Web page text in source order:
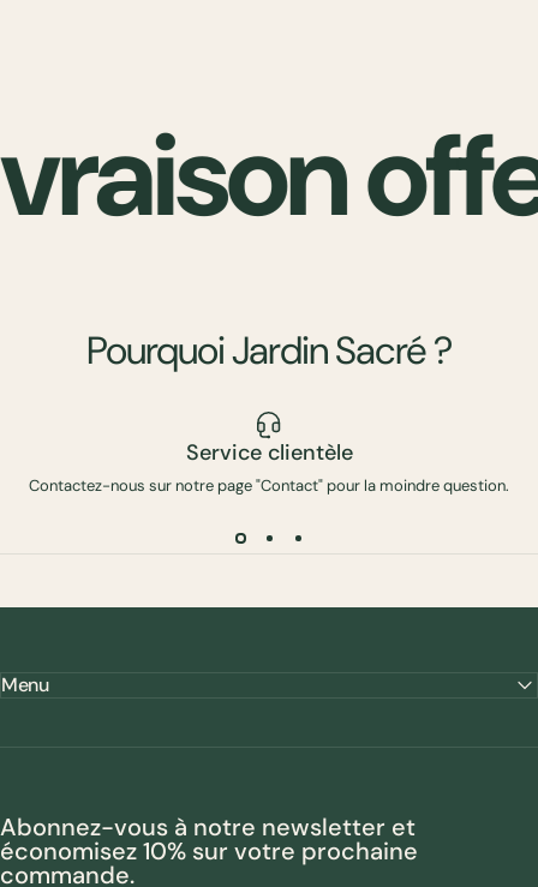
PourquoiJardinSacré?
Service clientèle
Contactez-nous sur notre page "Contact" pour la moindre question.
Menu
Abonnez-vous à notre newsletter et
économisez 10% sur votre prochaine
commande.